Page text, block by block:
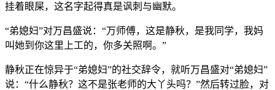
挂着眼屎，这名字起得真是讽刺与幽默。
“弟媳妇”对万昌盛说：“万师傅，这是静秋，是我同学，我妈
叫她到你这里上工的，你多关照啊。”
静秋正在惊异于“弟媳妇”的社交辞令，就听万昌盛对“弟媳妇”
说：“什么静秋？这不是张老师的大丫头吗？”然后转过脸，对